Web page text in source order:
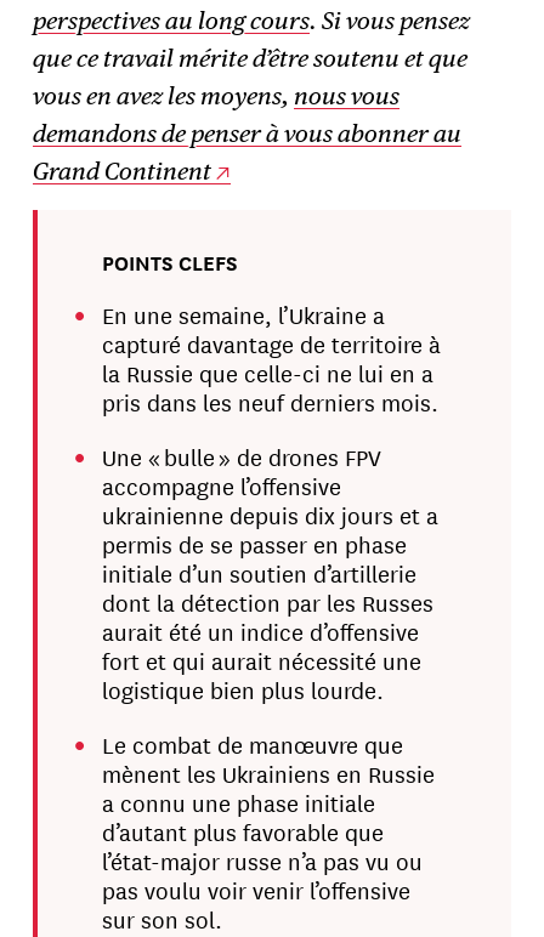
perspectives au long cours. Si vous pensez
que ce travail mérite d’être soutenu et que
vous en avez les moyens, nous vous
demandons de penser à vous abonner au
Grand Continent
POINTS CLEFS
En une semaine, l’Ukraine a
capturé davantage de territoire à
la Russie que celle-ci ne lui en a
pris dans les neuf derniers mois.
Une « bulle » de drones FPV
accompagne l’offensive
ukrainienne depuis dix jours et a
permis de se passer en phase
initiale d’un soutien d’artillerie
dont la détection par les Russes
aurait été un indice d’offensive
fort et qui aurait nécessité une
logistique bien plus lourde.
Le combat de manœuvre que
mènent les Ukrainiens en Russie
a connu une phase initiale
d’autant plus favorable que
l’état-major russe n’a pas vu ou
pas voulu voir venir l’offensive
sur son sol.